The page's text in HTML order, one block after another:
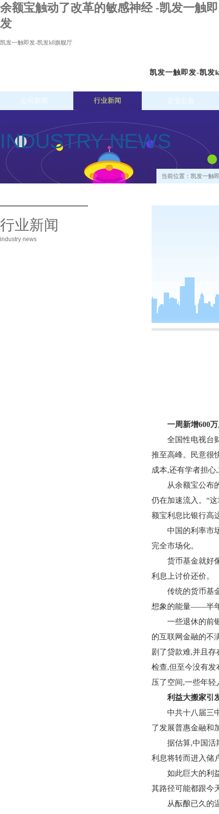
余额宝触动了改革的敏感神经 -凯发一触即
发
凯发一触即发-凯发k8旗舰厅
凯发一触即发-凯发
公司新闻 行业新闻 企业公告
INDUSTRY NEWS
当前位置： 凯发一触
行业新闻
industry news
一周新增600
全国性电视台
推至高峰。民意很
成本,还有学者担心,
从余额宝公布
仍在加速流入。“
额宝利息比银行高
中国的利率市
完全市场化。
货币基金就好
利息上讨价还价。
传统的货币基
想象的能量——半
一些退休的前
的互联网金融的不
剧了贷款难,并且存
检查,但至今没有发
压了空间,一些年轻
利益大搬家引
中共十八届三
了发展普惠金融和
据估算,中国活
利息将转而进入储
如此巨大的利
其路径可能都跟今
从酝酿已久的